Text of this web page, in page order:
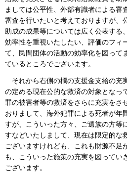
ましては公平性、外部有識者による審
審査を行いたいと考えておりますが、
助成の成果等については広く公表する
効率性を重視いたしたい、評価のフィ
て、民間団体の活動の効率化を図って
ているところでございます。
それから右側の欄の支援金支給の充
の定める現在公的な救済の対象となっ
罪の被害者等の救済をさらに充実をさ
おりまして、海外犯罪による死者が年
すが、こういった方々、ご遺族の方等
すなどいたしまして、現在は限定的な
ございますけれども、これも財源不足
も、こういった施策の充実を図ってい
ございます。